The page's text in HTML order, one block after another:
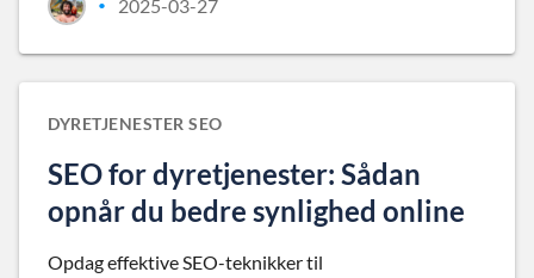
• 2025-03-27
DYRETJENESTER SEO
SEO for dyretjenester: Sådan
opnår du bedre synlighed online
Opdag effektive SEO-teknikker til